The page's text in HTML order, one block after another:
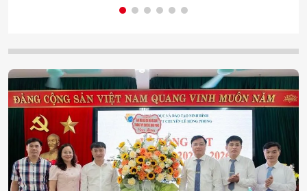
hàng triệu người khuyết tật tại Việt Nam, hành trình tiếp cận
rào cản.